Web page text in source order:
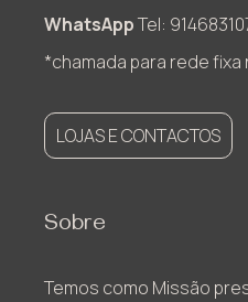
WhatsAppTel:
*chamada para rede fixa
LOJAS E CONTACTOS
Sobre
Temos como Missão